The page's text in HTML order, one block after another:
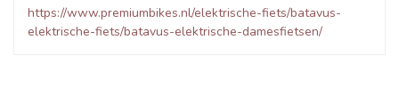
https://www.premiumbikes.nl/elektrische-fiets/batavus-
elektrische-fiets/batavus-elektrische-damesfietsen/